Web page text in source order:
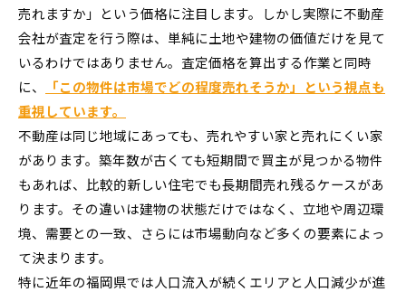
売れますか」という価格に注目します。しかし実際に不動産
会社が査定を行う際は、単純に土地や建物の価値だけを見て
いるわけではありません。査定価格を算出する作業と同時
に、
「この物件は市場でどの程度売れそうか」という視点も
重視しています。
不動産は同じ地域にあっても、売れやすい家と売れにくい家
があります。築年数が古くても短期間で買主が見つかる物件
もあれば、比較的新しい住宅でも長期間売れ残るケースがあ
ります。その違いは建物の状態だけではなく、立地や周辺環
境、需要との一致、さらには市場動向など多くの要素によっ
て決まります。
特に近年の福岡県では人口流入が続くエリアと人口減少が進